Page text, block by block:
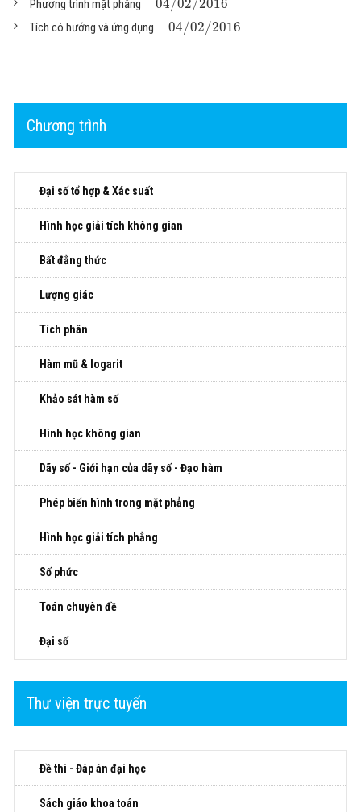
Phương trình mặt phẳng 04/02/2016
Tích có hướng và ứng dụng 04/02/2016
Chương trình
Đại số tổ hợp & Xác suất
Hình học giải tích không gian
Bất đẳng thức
Lượng giác
Tích phân
Hàm mũ & logarit
Khảo sát hàm số
Hình học không gian
Dãy số - Giới hạn của dãy số - Đạo hàm
Phép biến hình trong mặt phẳng
Hình học giải tích phẳng
Số phức
Toán chuyên đề
Đại số
Thư viện trực tuyến
Đề thi - Đáp án đại học
Sách giáo khoa toán